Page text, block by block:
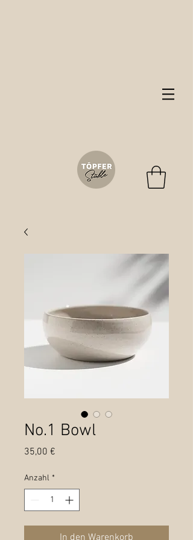
No.1 Bowl
35,00 €
Anzahl *